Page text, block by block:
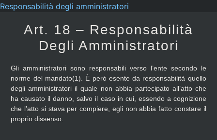
Responsabilità degli amministratori
Art. 18 – Responsabilità
Degli Amministratori
Gli amministratori sono responsabili verso l’ente secondo le
norme del mandato(1). È però esente da responsabilità quello
degli amministratori il quale non abbia partecipato all’atto che
ha causato il danno, salvo il caso in cui, essendo a cognizione
che l’atto si stava per compiere, egli non abbia fatto constare il
proprio dissenso.